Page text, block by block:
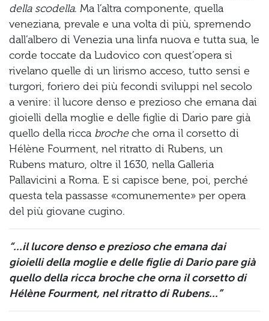
della scodella. Ma l’altra componente, quella
veneziana, prevale e una volta di più, spremendo
dall’albero di Venezia una linfa nuova e tutta sua, le
corde toccate da Ludovico con quest’opera si
rivelano quelle di un lirismo acceso, tutto sensi e
turgori, foriero dei più fecondi sviluppi nel secolo
a venire: il lucore denso e prezioso che emana dai
gioielli della moglie e delle figlie di Dario pare già
quello della ricca brocheche orna il corsetto di
Hélène Fourment, nel ritratto di Rubens, un
Rubens maturo, oltre il 1630, nella Galleria
Pallavicini a Roma. E si capisce bene, poi, perché
questa tela passasse «comunemente» per opera
del più giovane cugino.
“...il lucore denso e prezioso che emana dai
gioielli della moglie e delle figlie di Dario pare già
quello della ricca broche che orna il corsetto di
Hélène Fourment, nel ritratto di Rubens...”